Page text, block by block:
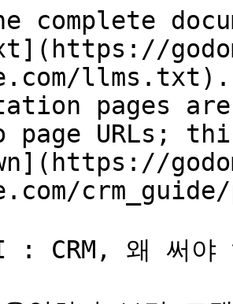
complete
pages
page URLs;
: CRM, 왜 써야